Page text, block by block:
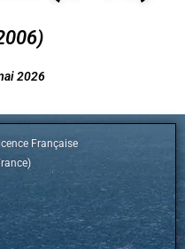
2026
Française